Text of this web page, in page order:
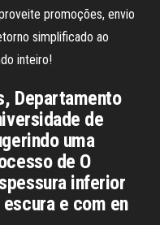
promoções, envio
simplificado ao
inteiro!
Departamento
de
uma
de O
inferior
e com en